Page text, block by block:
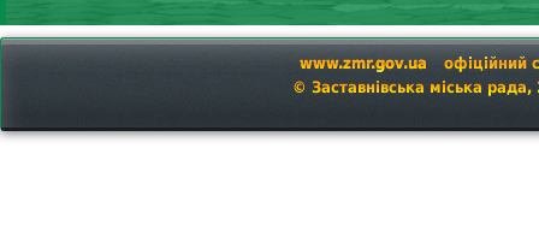
www.zmr.gov.ua
офіційний
© Заставнівська міська рада,